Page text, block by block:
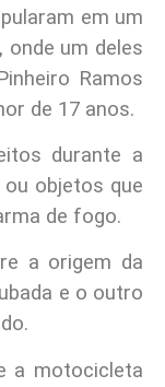
em um
onde um deles
Ramos
de 17 anos.
durante a
objetos que
de fogo.
a origem da
e o outro
a motocicleta